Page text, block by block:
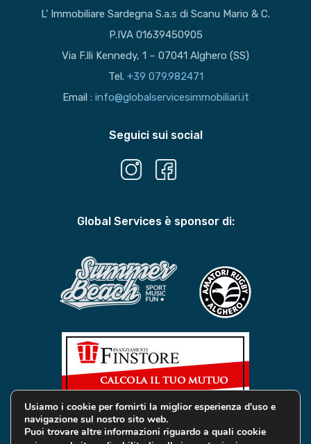
L’ Immobiliare Sardegna S.a.s di Scanu Mario & C.
P.IVA 01639450905
Via F.lli Kennedy, 1 – 07041 Alghero (SS)
Tel. +39 079.982471
Email : info@globalservicesimmobiliari.it
Seguici sui social
Global Services è sponsor di:
Usiamo i cookie per fornirti la miglior esperienza d'uso e
navigazione sul nostro sito web.
Puoi trovare altre informazioni riguardo a quali cookie